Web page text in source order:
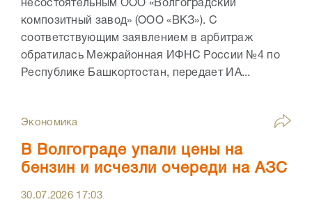
несостоятельным ООО «Волгоградский
композитный завод» (ООО «ВКЗ»). С
соответствующим заявлением в арбитраж
обратилась Межрайонная ИФНС России №4 по
Республике Башкортостан, передает ИА...
Экономика
В Волгограде упали цены на
бензин и исчезли очереди на АЗС
30.07.2026 17:03